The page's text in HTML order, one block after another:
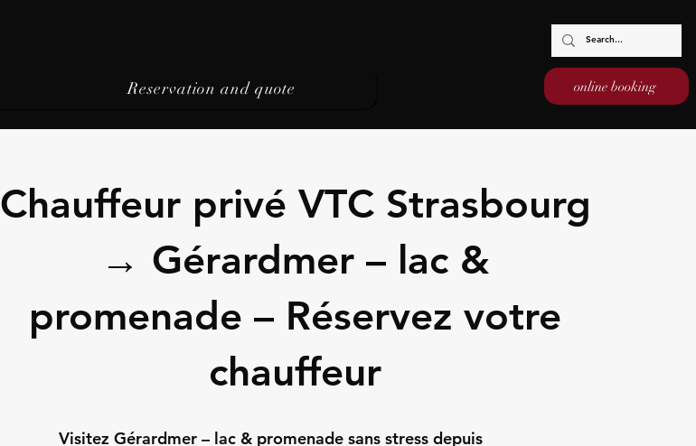
Reservation and quote online booking
Chauffeur privé VTC Strasbourg
→ Gérardmer – lac &
promenade – Réservez votre
chauffeur
Visitez Gérardmer – lac & promenade sans stress depuis